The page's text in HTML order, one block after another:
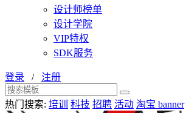
设计师榜单
设计学院
VIP特权
SDK服务
登录 / 注册
热门搜索: 培训 科技 招聘 活动 淘宝 banner